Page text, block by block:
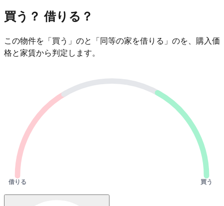
買う？ 借りる？
この物件を「買う」のと「同等の家を借りる」のを、購入価
格と家賃から判定します。
借りる 買う